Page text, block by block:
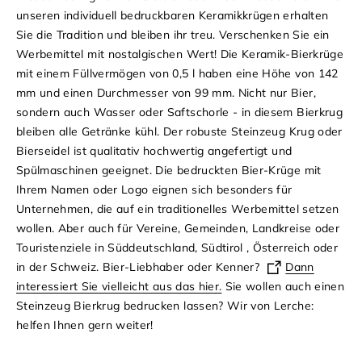
unseren individuell bedruckbaren Keramikkrügen erhalten
Sie die Tradition und bleiben ihr treu. Verschenken Sie ein
Werbemittel mit nostalgischen Wert! Die Keramik-Bierkrüge
mit einem Füllvermögen von 0,5 l haben eine Höhe von 142
mm und einen Durchmesser von 99 mm. Nicht nur Bier,
sondern auch Wasser oder Saftschorle - in diesem Bierkrug
bleiben alle Getränke kühl. Der robuste Steinzeug Krug oder
Bierseidel ist qualitativ hochwertig angefertigt und
Spülmaschinen geeignet. Die bedruckten Bier-Krüge mit
Ihrem Namen oder Logo eignen sich besonders für
Unternehmen, die auf ein traditionelles Werbemittel setzen
wollen. Aber auch für Vereine, Gemeinden, Landkreise oder
Touristenziele in Süddeutschland, Südtirol , Österreich oder
in der Schweiz. Bier-Liebhaber oder Kenner?
Dann
interessiert Sie vielleicht aus das hier. Sie wollen auch einen
Steinzeug Bierkrug bedrucken lassen? Wir von Lerche:
helfen Ihnen gern weiter!